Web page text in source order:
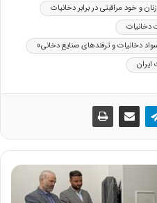
و خود مراقبتی در برابر دخانیات
دخانیات
دخانیات و ترفندهای صنایع دخانی»
ایران